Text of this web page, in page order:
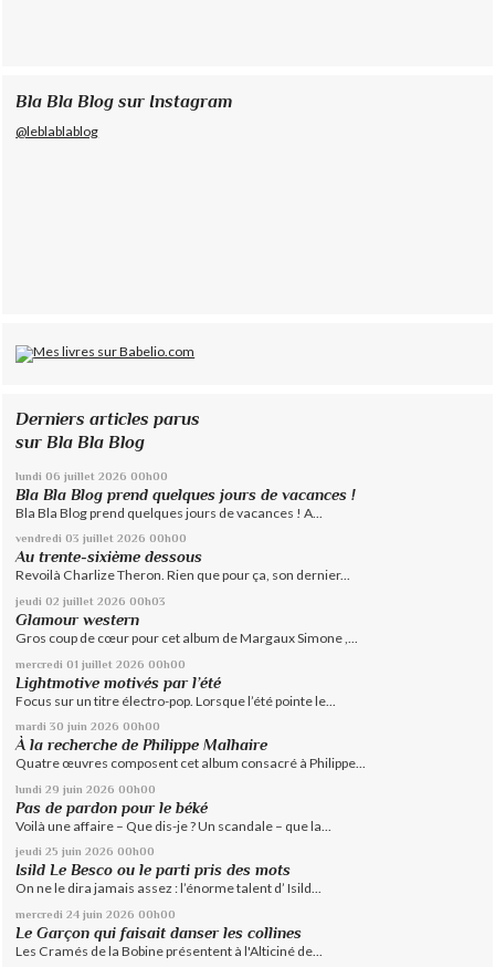
Bla Bla Blog sur Instagram
@leblablablog
Derniers articles parus
sur Bla Bla Blog
lundi 06 juillet 2026 00h00
Bla Bla Blog prend quelques jours de vacances !
Bla Bla Blog prend quelques jours de vacances ! A...
vendredi 03 juillet 2026 00h00
Au trente-sixième dessous
Revoilà Charlize Theron. Rien que pour ça, son dernier...
jeudi 02 juillet 2026 00h03
Glamour western
Gros coup de cœur pour cet album de Margaux Simone ,...
mercredi 01 juillet 2026 00h00
Lightmotive motivés par l’été
Focus sur un titre électro-pop. Lorsque l’été pointe le...
mardi 30 juin 2026 00h00
À la recherche de Philippe Malhaire
Quatre œuvres composent cet album consacré à Philippe...
lundi 29 juin 2026 00h00
Pas de pardon pour le béké
Voilà une affaire – Que dis-je ? Un scandale – que la...
jeudi 25 juin 2026 00h00
Isild Le Besco ou le parti pris des mots
On ne le dira jamais assez : l’énorme talent d’ Isild...
mercredi 24 juin 2026 00h00
Le Garçon qui faisait danser les collines
Les Cramés de la Bobine présentent à l'Alticiné de...